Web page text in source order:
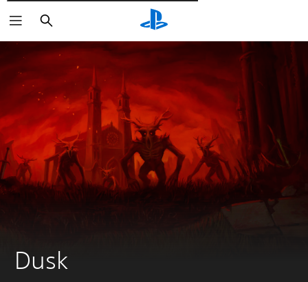
Пошук
Dusk